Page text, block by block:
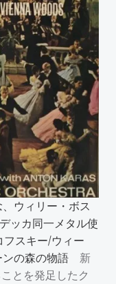
ウィリー・ボス
ッカ同一メタル使
フスキー/ウィー
の森の物語 新
とを発足したク